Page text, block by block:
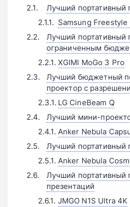
Лучший портативный
Samsung Freestyle
Лучший портативный
ограниченным
XGIMI MoGo 3 Pro
Лучший бюджетный
проектор с
LG CineBeam Q
Лучший мини-
Anker Nebula
Лучший портативный
Anker Nebula
Лучший портативный
презентаций
JMGO N1S Ultra 4K󠁩󠁩󠁩󠁩󠁩󠁩